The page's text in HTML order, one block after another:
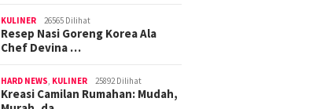
KULINER 26565 Dilihat
Resep Nasi Goreng Korea Ala
Chef Devina …
HARD NEWS KULINER 25892 Dilihat
Kreasi Camilan Rumahan: Mudah,